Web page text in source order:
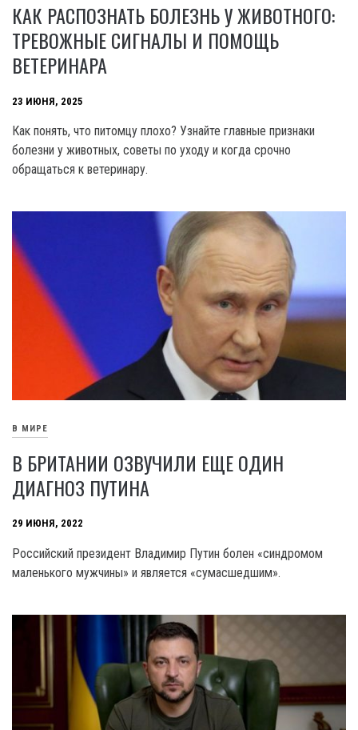
КАК РАСПОЗНАТЬ БОЛЕЗНЬ У ЖИВОТНОГО:
ТРЕВОЖНЫЕ СИГНАЛЫ И ПОМОЩЬ
ВЕТЕРИНАРА
23 ИЮНЯ, 2025
Как понять, что питомцу плохо? Узнайте главные признаки
болезни у животных, советы по уходу и когда срочно
обращаться к ветеринару.
В МИРЕ
В БРИТАНИИ ОЗВУЧИЛИ ЕЩЕ ОДИН
ДИАГНОЗ ПУТИНА
29 ИЮНЯ, 2022
Российский президент Владимир Путин болен «синдромом
маленького мужчины» и является «сумасшедшим».